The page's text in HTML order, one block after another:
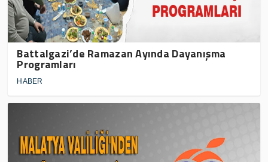
Battalgazi’de Ramazan Ayında Dayanışma
Programları
HABER